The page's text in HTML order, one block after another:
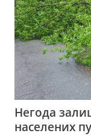
Негода
населених